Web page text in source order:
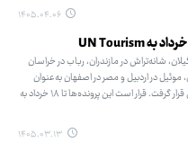
۱۴۰۵.۰۴.۰۶
شانه‌تراش در مازندران، رباب در خراسان
در اردبیل و مصر در اصفهان به‌عنوان
گزینه‌های پیشنهادی سال ۲۰۲۶ مورد بررسی کارشناسی قرار گرفت. قرار است این پرونده‌ها تا ۱۸ خرداد به
۱۴۰۵.۰۳.۱۳